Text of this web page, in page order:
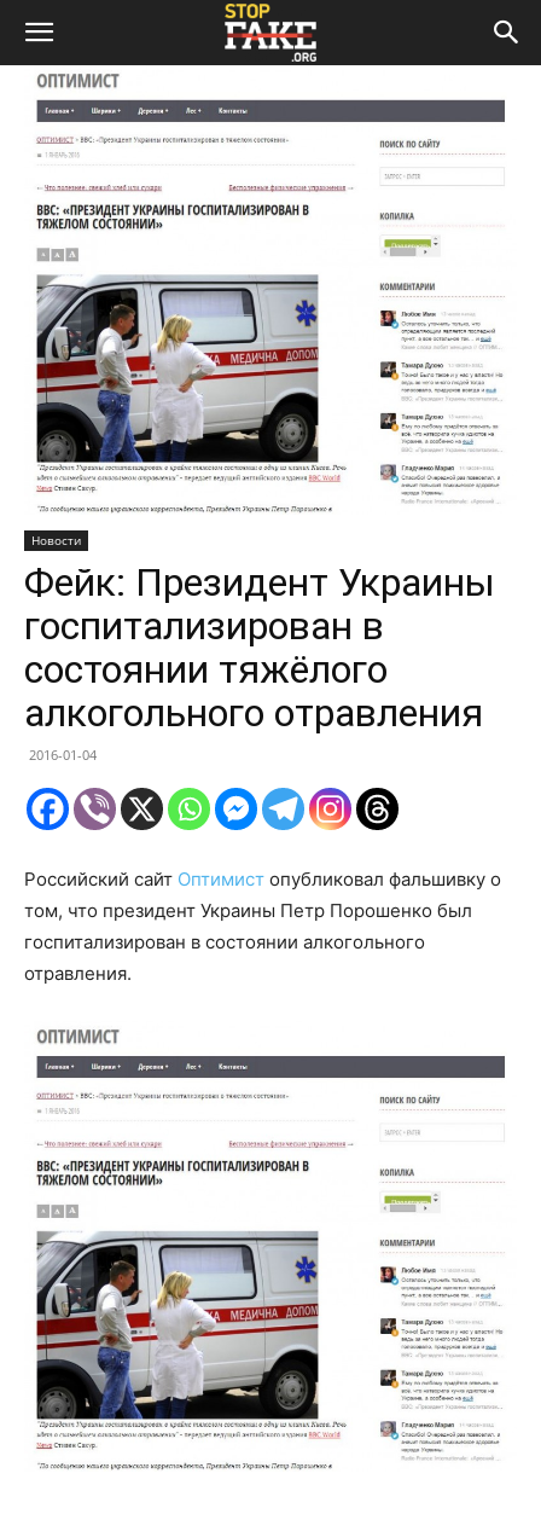
Новости
Фейк: Президент Украины
госпитализирован в
состоянии тяжёлого
алкогольного отравления
2016-01-04
Российский сайт Оптимист опубликовал фальшивку о
том, что президент Украины Петр Порошенко был
госпитализирован в состоянии алкогольного
отравления.